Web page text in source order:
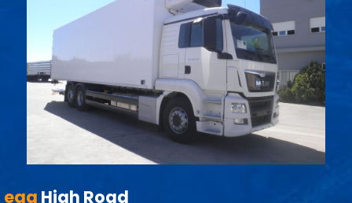
ega High Road